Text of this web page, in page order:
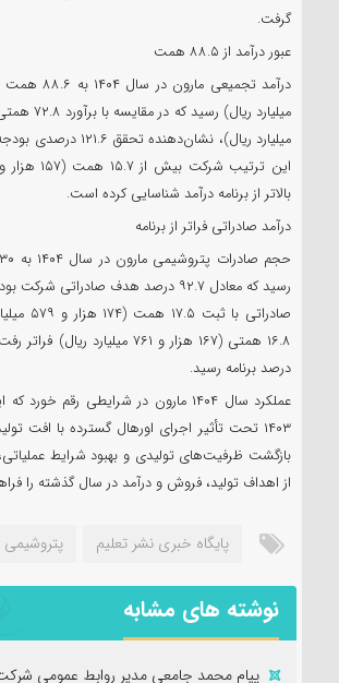
گرفت.
عبور درآمد از ۸۸.۵ همت
میلیارد ریال)، نشان‌دهنده
بالاتر از برنامه درآمد شناسایی کرده است.
درآمد صادراتی فراتر از برنامه
رسید که معادل ۹۲.۷ درصد هدف صادراتی
صادراتی
درصد برنامه رسید.
عملکرد سال ۱۴۰۴ مارون در شرایطی رقم
۱۴۰۳ تحت تأثیر اجرای اورهال گسترده با افت
بازگشت ظرفیت‌های تولیدی و بهبود شرایط
از اهداف تولید، فروش و درآمد در سال گذشته را
پايگاه خبری نشر تعلیم پتروشیمی
نوشته های مشابه
پیام محمد جامعی مدیر روابط عمومی